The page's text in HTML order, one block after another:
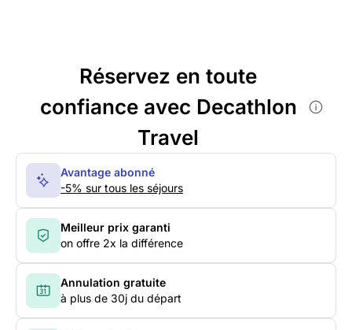
Réservez en toute
confiance avec Decathlon
Travel
Avantage abonné
-5% sur tous les séjours
Meilleur prix garanti
on offre 2x la différence
Annulation gratuite
à plus de 30j du départ